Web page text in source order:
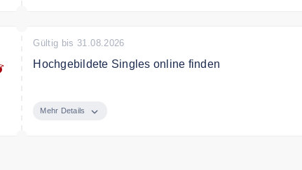
Gültig bis 31.08.2026
Hochgebildete Singles online finden
Mehr Details